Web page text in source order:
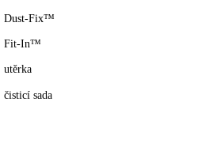
Dust-Fix™
Fit-In™
utěrka
čisticí sada